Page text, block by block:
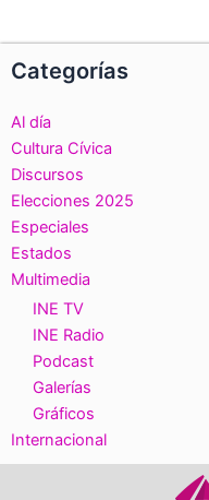
Categorías
Al día
Cultura Cívica
Discursos
Elecciones 2025
Especiales
Estados
Multimedia
INE TV
INE Radio
Podcast
Galerías
Gráficos
Internacional